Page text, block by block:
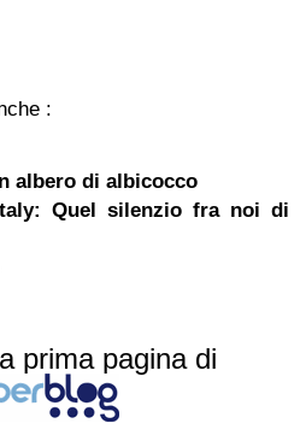
:
albero di albicocco
Quel silenzio fra noi di
prima pagina di